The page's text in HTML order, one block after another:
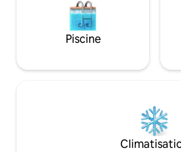
Piscine